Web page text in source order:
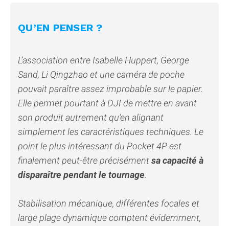
QU’EN PENSER ?
L’association entre Isabelle Huppert, George
Sand, Li Qingzhao et une caméra de poche
pouvait paraître assez improbable sur le papier.
Elle permet pourtant à DJI de mettre en avant
son produit autrement qu’en alignant
simplement les caractéristiques techniques. Le
point le plus intéressant du Pocket 4P est
finalement peut-être précisémentsa capacité à
disparaître pendant le tournage.
Stabilisation mécanique, différentes focales et
large plage dynamique comptent évidemment,